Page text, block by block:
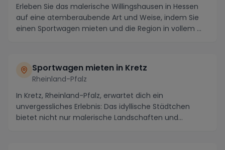
Erleben Sie das malerische Willingshausen in Hessen
auf eine atemberaubende Art und Weise, indem Sie
einen Sportwagen mieten und die Region in vollem ...
Sportwagen mieten in Kretz
Rheinland-Pfalz
In Kretz, Rheinland-Pfalz, erwartet dich ein
unvergessliches Erlebnis: Das idyllische Städtchen
bietet nicht nur malerische Landschaften und